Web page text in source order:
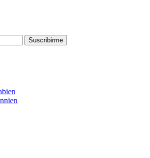
Suscribirme